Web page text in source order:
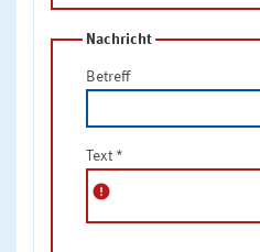
Nachricht
Betreff
Text *
error